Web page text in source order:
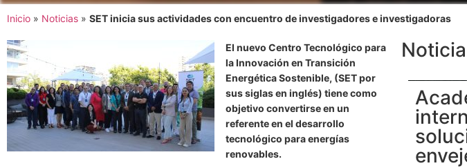
Inicio » Noticias » SET inicia sus actividades con encuentro de investigadores e investigadoras
El nuevo Centro Tecnológico para
la Innovación en Transición
Energética Sostenible, (SET por
sus siglas en inglés) tiene como
objetivo convertirse en un
referente en el desarrollo
tecnológico para energías
renovables.